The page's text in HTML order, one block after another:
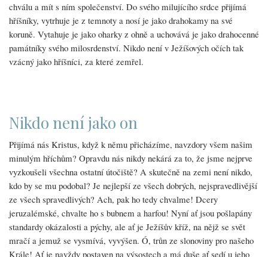
chválu a mít s ním společenství. Do svého milujícího srdce přijímá
hříšníky, vytrhuje je z temnoty a nosí je jako drahokamy na své
koruně. Vytahuje je jako oharky z ohně a uchovává je jako drahocenné
památníky svého milosrdenství. Nikdo není v Ježíšových očích tak
vzácný jako hříšníci, za které zemřel.
Nikdo není jako on
Přijímá nás Kristus, když k němu přicházíme, navzdory všem našim
minulým hříchům? Opravdu nás nikdy nekárá za to, že jsme nejprve
vyzkoušeli všechna ostatní útočiště? A skutečně na zemi není nikdo,
kdo by se mu podobal? Je nejlepší ze všech dobrých, nejspravedlivější
ze všech spravedlivých? Ach, pak ho tedy chvalme! Dcery
jeruzalémské, chvalte ho s bubnem a harfou! Nyní ať jsou pošlapány
standardy okázalosti a pýchy, ale ať je Ježíšův kříž, na nějž se svět
mračí a jemuž se vysmívá, vyvýšen. Ó, trůn ze slonoviny pro našeho
Krále! Ať je navždy postaven na výsostech a má duše ať sedí u jeho